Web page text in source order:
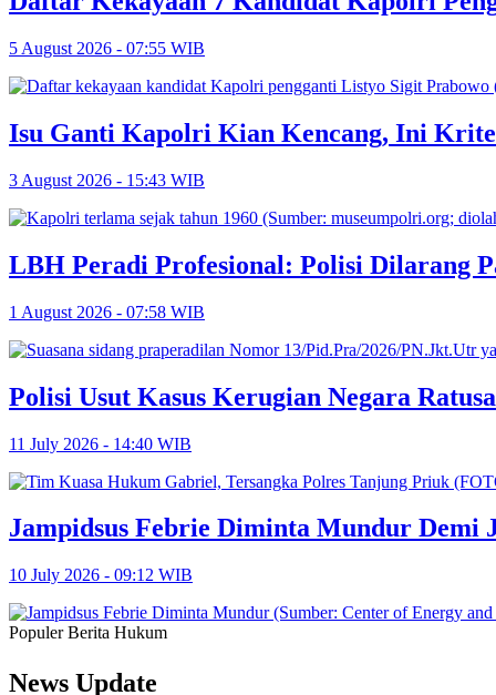
5 August 2026 - 07:55 WIB
Isu Ganti Kapolri Kian Kencang, Ini
3 August 2026 - 15:43 WIB
LBH Peradi Profesional: Polisi Dilarang
1 August 2026 - 07:58 WIB
Polisi Usut Kasus Kerugian Negara
11 July 2026 - 14:40 WIB
Jampidsus Febrie Diminta Mundur Demi
10 July 2026 - 09:12 WIB
Populer Berita Hukum
News Update